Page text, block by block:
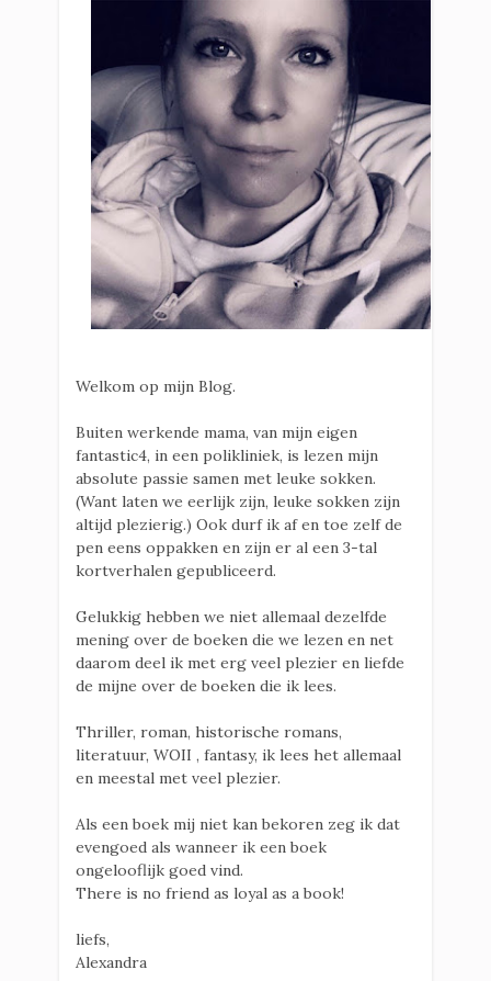
Welkom op mijn Blog.
Buiten werkende mama, van mijn eigen
fantastic4, in een polikliniek, is lezen mijn
absolute passie samen met leuke sokken.
(Want laten we eerlijk zijn, leuke sokken zijn
altijd plezierig.) Ook durf ik af en toe zelf de
pen eens oppakken en zijn er al een 3-tal
kortverhalen gepubliceerd.
Gelukkig hebben we niet allemaal dezelfde
mening over de boeken die we lezen en net
daarom deel ik met erg veel plezier en liefde
de mijne over de boeken die ik lees.
Thriller, roman, historische romans,
literatuur, WOII , fantasy, ik lees het allemaal
en meestal met veel plezier.
Als een boek mij niet kan bekoren zeg ik dat
evengoed als wanneer ik een boek
ongelooflijk goed vind.
There is no friend as loyal as a book!
liefs,
Alexandra